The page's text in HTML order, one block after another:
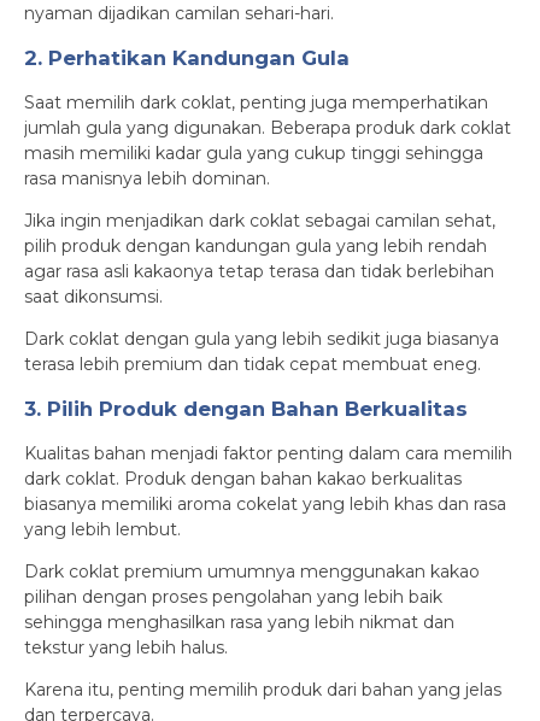
nyaman dijadikan camilan sehari-hari.
2. Perhatikan Kandungan Gula
Saat memilih dark coklat, penting juga memperhatikan
jumlah gula yang digunakan. Beberapa produk dark coklat
masih memiliki kadar gula yang cukup tinggi sehingga
rasa manisnya lebih dominan.
Jika ingin menjadikan dark coklat sebagai camilan sehat,
pilih produk dengan kandungan gula yang lebih rendah
agar rasa asli kakaonya tetap terasa dan tidak berlebihan
saat dikonsumsi.
Dark coklat dengan gula yang lebih sedikit juga biasanya
terasa lebih premium dan tidak cepat membuat eneg.
3. Pilih Produk dengan Bahan Berkualitas
Kualitas bahan menjadi faktor penting dalam cara memilih
dark coklat. Produk dengan bahan kakao berkualitas
biasanya memiliki aroma cokelat yang lebih khas dan rasa
yang lebih lembut.
Dark coklat premium umumnya menggunakan kakao
pilihan dengan proses pengolahan yang lebih baik
sehingga menghasilkan rasa yang lebih nikmat dan
tekstur yang lebih halus.
Karena itu, penting memilih produk dari bahan yang jelas
dan terpercaya.